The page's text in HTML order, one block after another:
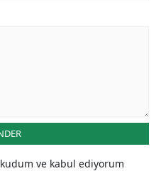
ve kabul ediyorum